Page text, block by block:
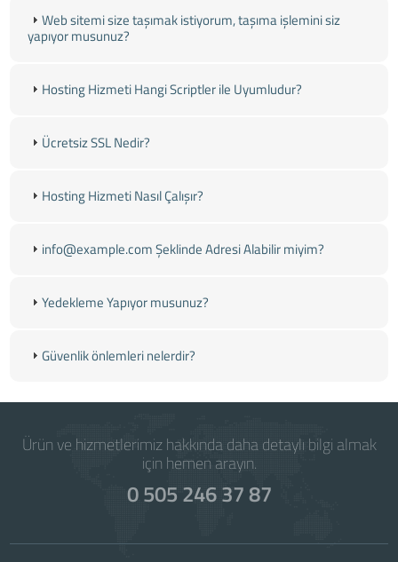
Web sitemi size taşımak istiyorum, taşıma işlemini siz
yapıyor musunuz?
Hosting Hizmeti Hangi Scriptler ile Uyumludur?
Ücretsiz SSL Nedir?
Hosting Hizmeti Nasıl Çalışır?
info@example.com Şeklinde Adresi Alabilir miyim?
Yedekleme Yapıyor musunuz?
Güvenlik önlemleri nelerdir?
Ürün ve hizmetlerimiz hakkında daha detaylı bilgi almak
için hemen arayın.
0 505 246 37 87